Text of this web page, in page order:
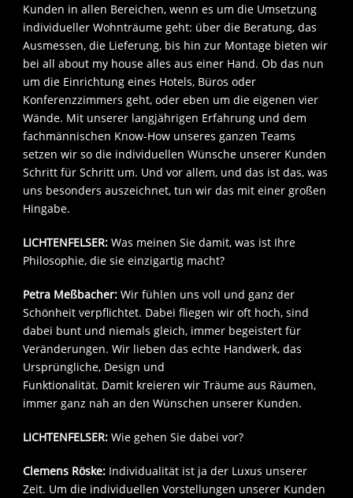
Kunden in allen Bereichen, wenn es um die Umsetzung
individueller Wohnträume geht: über die Beratung, das
Ausmessen, die Lieferung, bis hin zur Montage bieten wir
bei all about my house alles aus einer Hand. Ob das nun
um die Einrichtung eines Hotels, Büros oder
Konferenzzimmers geht, oder eben um die eigenen vier
Wände. Mit unserer langjährigen Erfahrung und dem
fachmännischen Know-How unseres ganzen Teams
setzen wir so die individuellen Wünsche unserer Kunden
Schritt für Schritt um. Und vor allem, und das ist das, was
uns besonders auszeichnet, tun wir das mit einer großen
Hingabe.
LICHTENFELSER: Was meinen Sie damit, was ist Ihre
Philosophie, die sie einzigartig macht?
Petra Meßbacher: Wir fühlen uns voll und ganz der
Schönheit verpflichtet. Dabei fliegen wir oft hoch, sind
dabei bunt und niemals gleich, immer begeistert für
Veränderungen. Wir lieben das echte Handwerk, das
Ursprüngliche, Design und
Funktionalität. Damit kreieren wir Träume aus Räumen,
immer ganz nah an den Wünschen unserer Kunden.
LICHTENFELSER: Wie gehen Sie dabei vor?
Clemens Röske: Individualität ist ja der Luxus unserer
Zeit. Um die individuellen Vorstellungen unserer Kunden